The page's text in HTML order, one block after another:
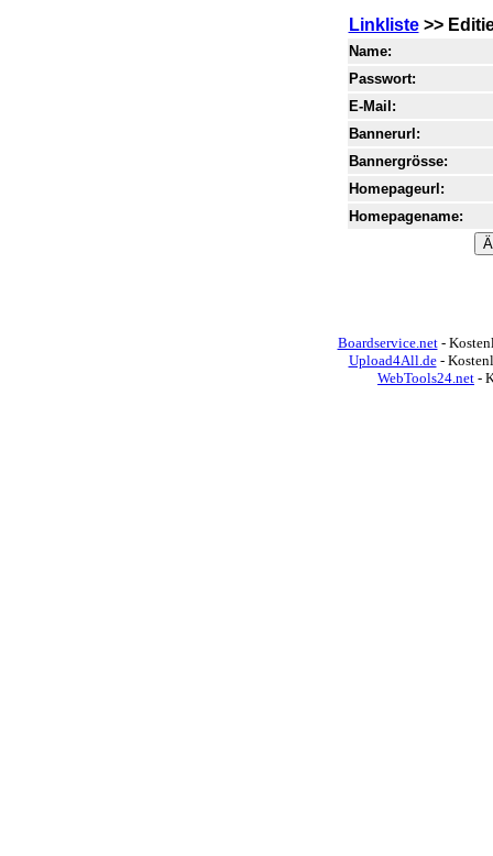
Linkliste>>
Name:
Passwort:
E-Mail:
Bannerurl:
Bannergrösse:
Homepageurl:
Homepagename:
Boardservice.net-
Upload4All.de-
WebTools24.net -